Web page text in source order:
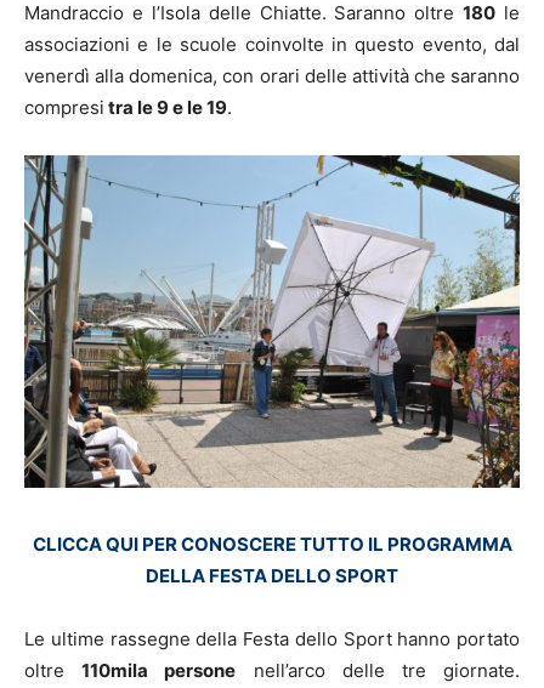
Mandraccio e l’Isola delle Chiatte. Saranno oltre180 le
associazioni e le scuole coinvolte in questo evento, dal
venerdì alla domenica, con orari delle attività che saranno
compresi tra le 9 e le 19.
CLICCA QUI PER CONOSCERE TUTTO IL PROGRAMMA
DELLA FESTA DELLO SPORT
Le ultime rassegne della Festa dello Sport hanno portato
oltre110mila persone nell’arco delle tre giornate.